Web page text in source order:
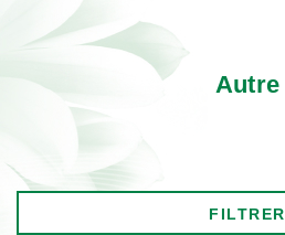
Autre
FILTRER